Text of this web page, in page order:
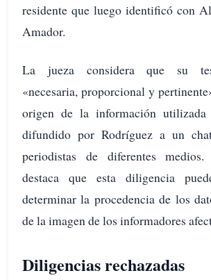
residente que luego identificó con
Amador.
La jueza considera que su
«necesaria, proporcional y
origen de la información
difundido por Rodríguez a un
periodistas de diferentes
destaca que esta diligencia
determinar la procedencia de los
de la imagen de los informadores
Diligencias rechazadas